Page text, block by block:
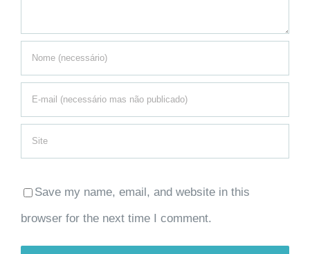
Save my name, email, and website in this
browser for the next time I comment.